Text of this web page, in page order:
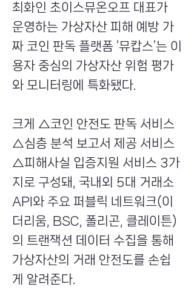
최화인 초이스뮤온오프 대표가
운영하는 가상자산 피해 예방 가
짜 코인 판독 플랫폼 ‘뮤캅스’는 이
용자 중심의 가상자산 위험 평가
와 모니터링에 특화됐다.
크게 △코인 안전도 판독 서비스
△심층 분석 보고서 제공 서비스
△피해사실 입증지원 서비스 3가
지로 구성돼, 국내외 5대 거래소
API와 주요 퍼블릭 네트워크(이
더리움, BSC, 폴리곤, 클레이튼)
의 트랜잭션 데이터 수집을 통해
가상자산의 거래 안전도를 손쉽
게 알려준다.